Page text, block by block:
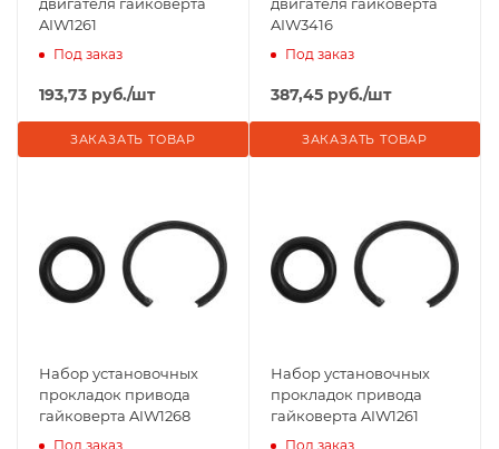
AIW1261
Под заказ
193,73 руб./шт
ЗАКАЗАТЬ ТОВАР
AIW3416
Под заказ
387,45 руб./шт
ЗАКАЗАТЬ ТОВАР
Набор установочных
прокладок привода
гайковерта AIW1268
Под заказ
Набор установочных
прокладок привода
гайковерта AIW1261
Под заказ